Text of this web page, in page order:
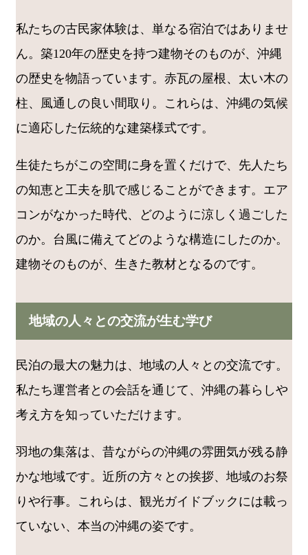
私たちの古民家体験は、単なる宿泊ではありませ
ん。築120年の歴史を持つ建物そのものが、沖縄
の歴史を物語っています。赤瓦の屋根、太い木の
柱、風通しの良い間取り。これらは、沖縄の気候
に適応した伝統的な建築様式です。
生徒たちがこの空間に身を置くだけで、先人たち
の知恵と工夫を肌で感じることができます。エア
コンがなかった時代、どのように涼しく過ごした
のか。台風に備えてどのような構造にしたのか。
建物そのものが、生きた教材となるのです。
地域の人々との交流が生む学び
民泊の最大の魅力は、地域の人々との交流です。
私たち運営者との会話を通じて、沖縄の暮らしや
考え方を知っていただけます。
羽地の集落は、昔ながらの沖縄の雰囲気が残る静
かな地域です。近所の方々との挨拶、地域のお祭
りや行事。これらは、観光ガイドブックには載っ
ていない、本当の沖縄の姿です。